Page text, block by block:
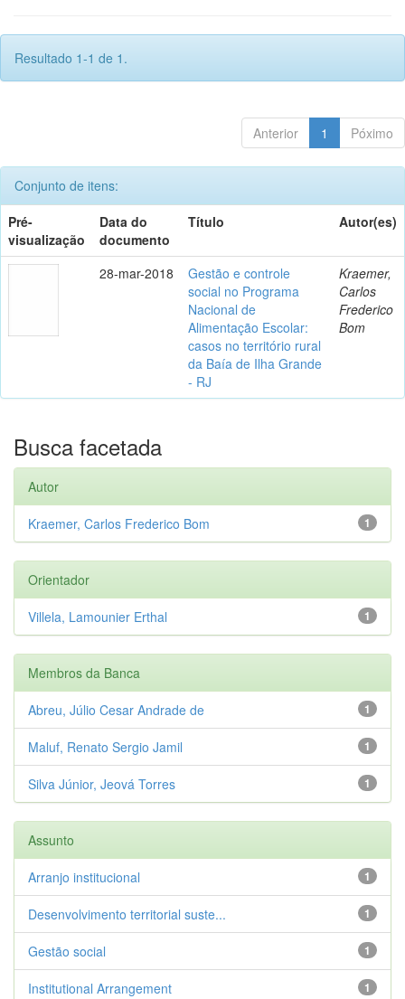
Resultado 1-1 de 1.
Anterior 1 Póximo
Conjunto de itens:
Pré-
visualização
Data do
documento
Título Autor(es)
28-mar-2018
Gestão e controle
social no Programa
Nacional de
Alimentação Escolar:
casos no território rural
da Baía de Ilha Grande
- RJ
Kraemer,
Carlos
Frederico
Bom
Busca facetada
Autor
1
Kraemer, Carlos Frederico Bom
Orientador
1
Villela, Lamounier Erthal
Membros da Banca
1
Abreu, Júlio Cesar Andrade de
1
Maluf, Renato Sergio Jamil
1
Silva Júnior, Jeová Torres
Assunto
1
Arranjo institucional
1
Desenvolvimento territorial suste...
1
Gestão social
1
Institutional Arrangement